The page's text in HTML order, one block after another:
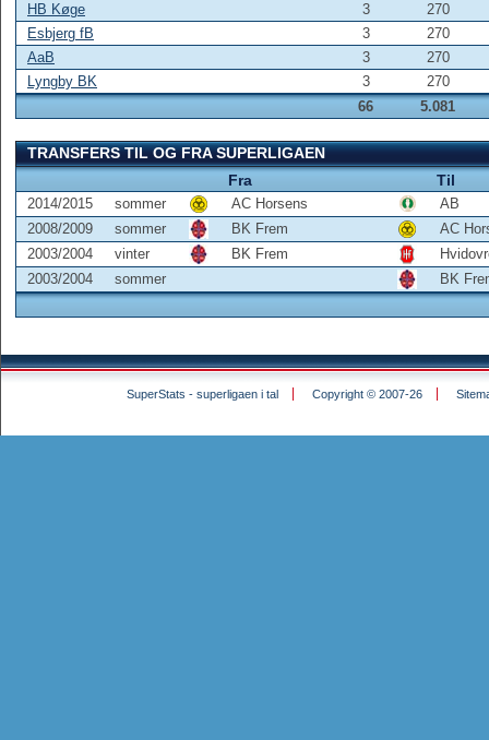
HB Køge
3
270
Esbjerg fB
3
270
AaB
3
270
Lyngby BK
3
270
66
5.081
TRANSFERS TIL OG FRA SUPERLIGAEN
Fra
Til
2014/2015 sommer AC Horsens
AB
2008/2009
sommer BK Frem
AC
2003/2004
vinter BK Frem
2003/2004
sommer BK
SuperStats - superligaen i tal Copyright © 2007-26